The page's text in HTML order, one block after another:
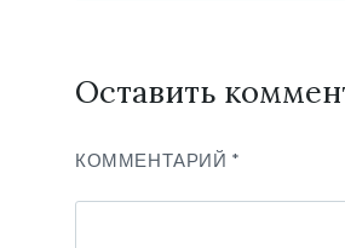
Оставить
КОММЕНТАРИЙ *